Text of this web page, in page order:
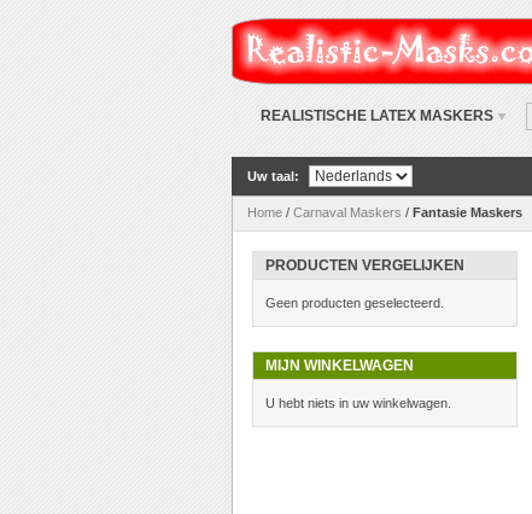
REALISTISCHE LATEX MASKERS
Uw taal:
Home / Carnaval Maskers / Fantasie Maskers
PRODUCTEN VERGELIJKEN
Geen producten geselecteerd.
MIJN WINKELWAGEN
U hebt niets in uw winkelwagen.